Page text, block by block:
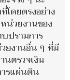
โดยตรงอย่าง
น่วยงานของ
ปรามการ
ยงานอื่น ๆ ที่มี
นตรวจเงิน
รแผ่นดิน